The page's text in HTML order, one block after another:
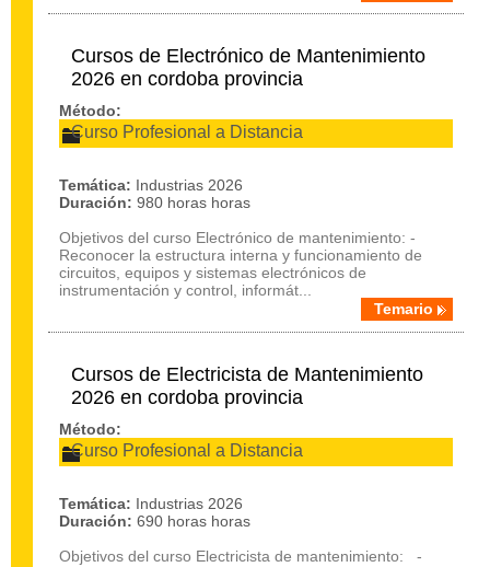
Cursos de Electrónico de Mantenimiento
2026 en cordoba provincia
Método:
Curso Profesional a Distancia
Temática: Industrias 2026
Duración: 980 horas horas
Objetivos del curso Electrónico de mantenimiento: -
Reconocer la estructura interna y funcionamiento de
circuitos, equipos y sistemas electrónicos de
instrumentación y control, informát...
Temario
Cursos de Electricista de Mantenimiento
2026 en cordoba provincia
Método:
Curso Profesional a Distancia
Temática: Industrias 2026
Duración: 690 horas horas
Objetivos del curso Electricista de mantenimiento: -